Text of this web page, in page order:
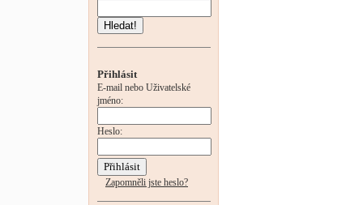
Hledat!
Přihlásit
E-mail nebo Uživatelské
jméno:
Heslo:
Zapomněli jste heslo?